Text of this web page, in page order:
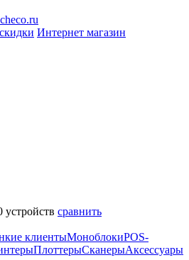
Интернет магазин
устройств сравнить
клиентыМоноблокиPOS-
ПлоттерыСканерыАксессуары